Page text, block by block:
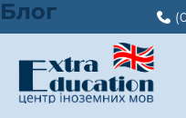
Блог